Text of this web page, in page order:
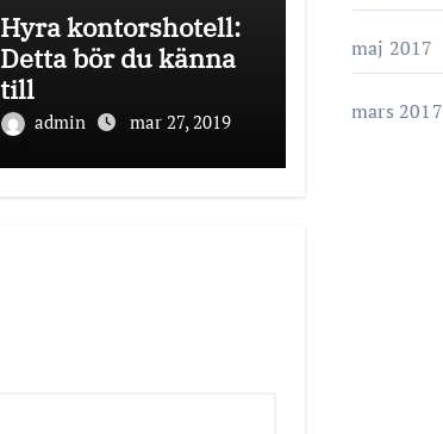
Hyra kontorshotell:
Detta bör du känna
till
admin mar 27, 2019
maj 2017
mars 2017